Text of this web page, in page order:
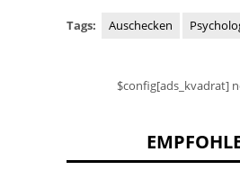
Tags: Auschecken
$config[ads_kvadrat]